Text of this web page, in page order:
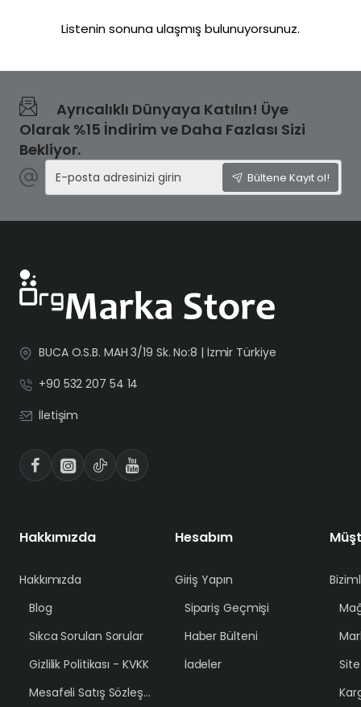
Listenin sonuna ulaşmış bulunuyorsunuz.
Ayrıcalıklı Dünyaya Katılın! Üye
Olarak %15 İndirim ve Daha Fazlası Sizi
Bekliyor.
E-
posta
adresinizi
Bültene Kayıt ol!
BUCA O.S.B. MAH 3/19 Sk. No:8 | İzmir Türkiye
+90 532 207 54 14
İletişim
Hakkımızda
Hakkımızda
Blog
Sıkca Sorulan Sorular
Gizlilik Politikası - KVKK
Mesafeli Satış Sözleşmesi
Hesabım
Giriş Yapın
Sipariş Geçmişi
Haber Bülteni
İadeler